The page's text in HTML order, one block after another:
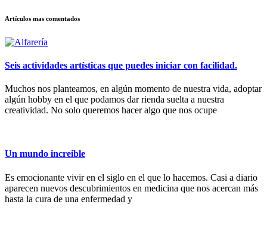
Artículos mas comentados
Seis actividades artísticas que puedes iniciar con facilidad.
Muchos nos planteamos, en algún momento de nuestra vida, adoptar
algún hobby en el que podamos dar rienda suelta a nuestra
creatividad. No solo queremos hacer algo que nos ocupe
Un mundo increible
Es emocionante vivir en el siglo en el que lo hacemos. Casi a diario
aparecen nuevos descubrimientos en medicina que nos acercan más
hasta la cura de una enfermedad y